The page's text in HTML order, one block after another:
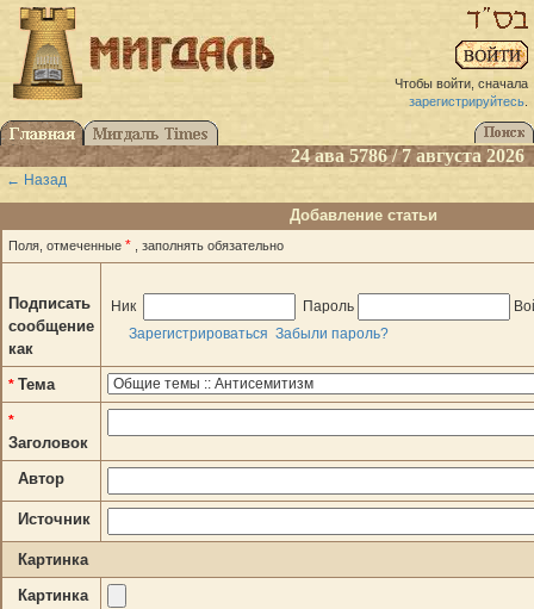
Чтобы войти, сначала
зарегистрируйтесь.
24 ава 5786 / 7 августа 2026
← Назад
Добавление статьи
Поля, отмеченные * , заполнять обязательно
Подписать
сообщение
как
Ник Пароль
Зарегистрироваться Забыли пароль?
* Тема
*
Заголовок
Автор
Источник
Картинка
Картинка